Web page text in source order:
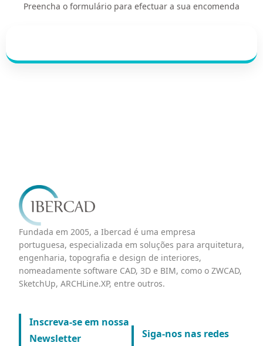
Preencha o formulário para efectuar a sua encomenda
Fundada em 2005, a Ibercad é uma empresa
portuguesa, especializada em soluções para arquitetura,
engenharia, topografia e design de interiores,
nomeadamente software CAD, 3D e BIM, como o ZWCAD,
SketchUp, ARCHLine.XP, entre outros.
Inscreva-se em nossa
Newsletter
Siga-nos nas redes